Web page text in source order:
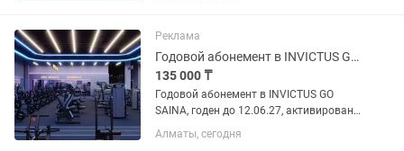
Реклама
Годовой абонемент в INVICTUS GO SAINA
135 000 ₸
Годовой абонемент в INVICTUS GO
SAINA, годен до 12.06.27, активирован
месяц назад. Доступны 20 посещений в
другие клубы INVICTUS GO, групповые
Алматы, сегодня